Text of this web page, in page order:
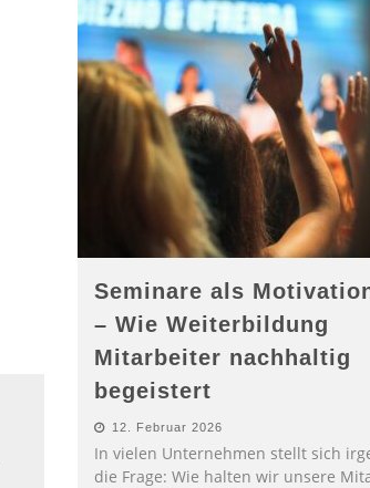
Seminare als
– Wie Weiterbildung
Mitarbeiter nachhaltig
begeistert
12. Februar 2026
In vielen Unternehmen stellt sich
die Frage: Wie halten wir unsere